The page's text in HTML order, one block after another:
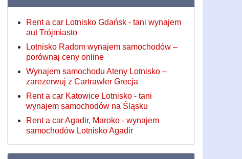
Rent a car Lotnisko Gdańsk - tani wynajem
aut Trójmiasto
Lotnisko Radom wynajem samochodów –
porównaj ceny online
Wynajem samochodu Ateny Lotnisko –
zarezerwuj z Cartrawler Grecja
Rent a car Katowice Lotnisko - tani
wynajem samochodów na Śląsku
Rent a car Agadir, Maroko - wynajem
samochodów Lotnisko Agadir